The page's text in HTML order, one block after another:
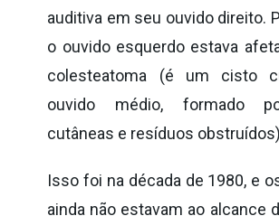
auditiva em seu ouvido direito.
o ouvido esquerdo estava
colesteatoma (é um cisto
ouvido médio, formado
cutâneas e resíduos
Isso foi na década de 1980, e
ainda não estavam ao alcance